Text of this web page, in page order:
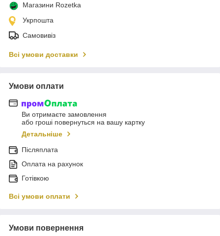
Магазини Rozetka
Укрпошта
Самовивіз
Всі умови доставки
Умови оплати
Ви отримаєте замовлення
або гроші повернуться на вашу картку
Детальніше
Післяплата
Оплата на рахунок
Готівкою
Всі умови оплати
Умови повернення